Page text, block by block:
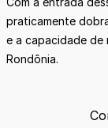
praticamente
e a capacidade de
Rondônia.